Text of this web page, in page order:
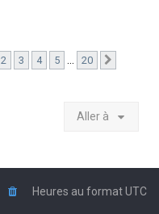
sur20
2 3 4 5 … 20
Aller à
Heures au formatUTC